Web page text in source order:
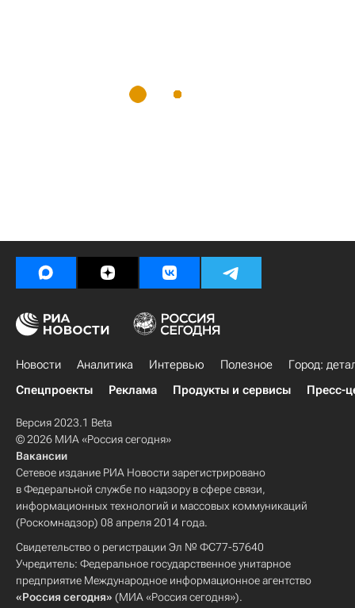
Новости Аналитика Интервью Полезное
Город:
Спецпроекты
Реклама Продукты и сервисы Пресс-
Версия 2023.1 Beta
© 2026 МИА «Россия сегодня»
Вакансии
Сетевое издание РИА Новости зарегистрировано
в Федеральной службе по надзору в сфере связи,
информационных технологий и массовых коммуникаций
(Роскомнадзор) 08 апреля 2014 года.
Свидетельство о регистрации Эл № ФС77-57640
Учредитель: Федеральное государственное унитарное
предприятие Международное информационное агентство
«Россия сегодня» (МИА «Россия сегодня»).